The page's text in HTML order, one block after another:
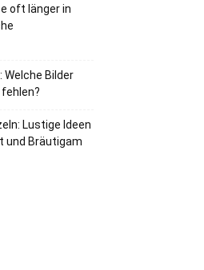
oft länger in
Bilder
Lustige Ideen
und Bräutigam